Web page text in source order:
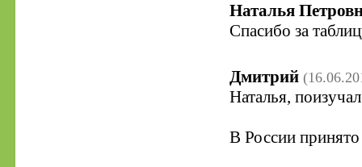
Наталья
Спасибо за
Дмитрий
Наталья,
В России